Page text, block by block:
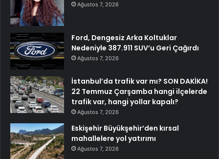
Ağustos 7, 2026
Ford, Dengesiz Arka Koltuklar
Nedeniyle 387.911 SUV’u Geri Çağırdı
Ağustos 7, 2026
İstanbul’da trafik var mı? SON DAKİKA!
22 Temmuz Çarşamba hangi ilçelerde
trafik var, hangi yollar kapalı?
Ağustos 7, 2026
Eskişehir Büyükşehir’den kırsal
mahallelere yol yatırımı
Ağustos 7, 2026